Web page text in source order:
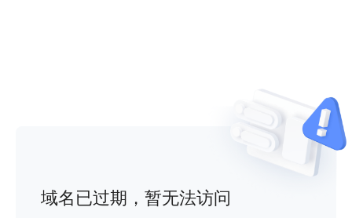
域名已过期，暂无法访问